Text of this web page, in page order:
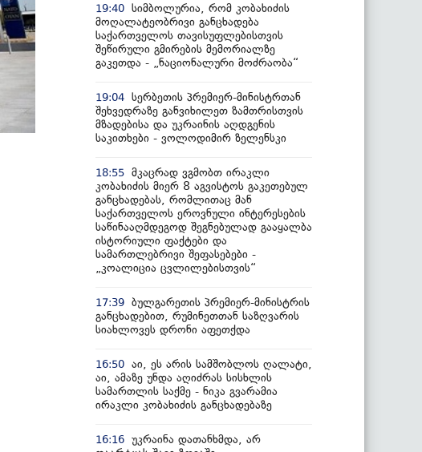
19:40 სიმბოლურია, რომ კობახიძის
მოღალატეობრივი განცხადება
საქართველოს თავისუფლებისთვის
შეწირული გმირების მემორიალზე
გაკეთდა - „ნაციონალური მოძრაობა“
19:04 სერბეთის პრემიერ-მინისტრთან
შეხვედრაზე განვიხილეთ ზამთრისთვის
მზადებისა და უკრაინის აღდგენის
საკითხები - ვოლოდიმირ ზელენსკი
18:55 მკაცრად ვგმობთ ირაკლი
კობახიძის მიერ 8 აგვისტოს გაკეთებულ
განცხადებას, რომლითაც მან
საქართველოს ეროვნული ინტერესების
საწინააღმდეგოდ შეგნებულად გააყალბა
ისტორიული ფაქტები და
სამართლებრივი შეფასებები -
„კოალიცია ცვლილებისთვის“
17:39 ბულგარეთის პრემიერ-მინისტრის
განცხადებით, რუმინეთთან საზღვარის
სიახლოვეს დრონი აფეთქდა
16:50 აი, ეს არის სამშობლოს ღალატი,
აი, ამაზე უნდა აღიძრას სისხლის
სამართლის საქმე - ნიკა გვარამია
ირაკლი კობახიძის განცხადებაზე
16:16 უკრაინა დათანხმდა, არ